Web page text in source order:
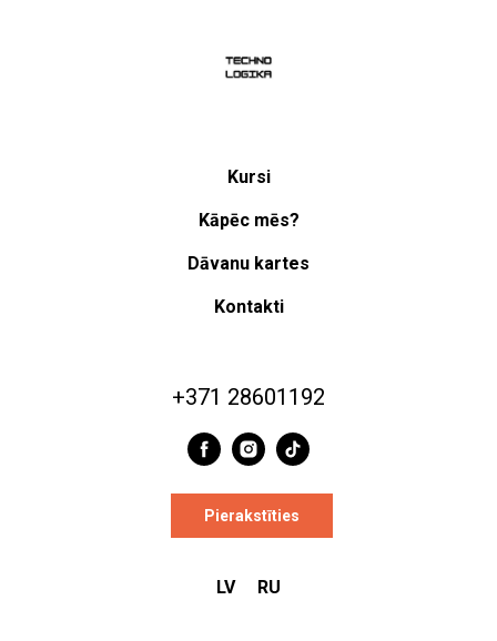
Kursi
Kāpēc mēs?
Dāvanu kartes
Kontakti
+371 28601192
Pierakstīties
LV RU